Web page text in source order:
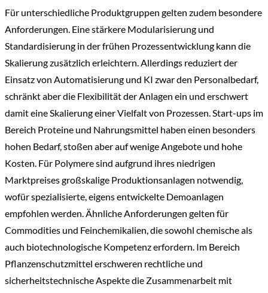
Für unterschiedliche Produktgruppen gelten zudem besondere
Anforderungen. Eine stärkere Modularisierung und
Standardisierung in der frühen Prozessentwicklung kann die
Skalierung zusätzlich erleichtern. Allerdings reduziert der
Einsatz von Automatisierung und KI zwar den Personalbedarf,
schränkt aber die Flexibilität der Anlagen ein und erschwert
damit eine Skalierung einer Vielfalt von Prozessen. Start-ups im
Bereich Proteine und Nahrungsmittel haben einen besonders
hohen Bedarf, stoßen aber auf wenige Angebote und hohe
Kosten. Für Polymere sind aufgrund ihres niedrigen
Marktpreises großskalige Produktionsanlagen notwendig,
wofür spezialisierte, eigens entwickelte Demoanlagen
empfohlen werden. Ähnliche Anforderungen gelten für
Commodities und Feinchemikalien, die sowohl chemische als
auch biotechnologische Kompetenz erfordern. Im Bereich
Pflanzenschutzmittel erschweren rechtliche und
sicherheitstechnische Aspekte die Zusammenarbeit mit